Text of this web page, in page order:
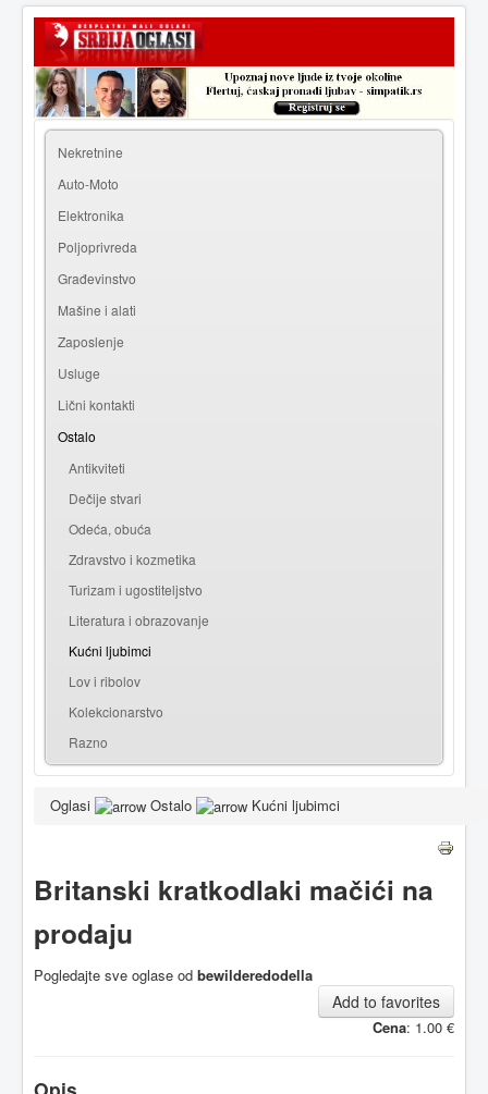
| Registracija
Nekretnine
Auto-Moto
Elektronika
Poljoprivreda
Građevinstvo
Mašine i alati
Zaposlenje
Usluge
Lični kontakti
Ostalo
Antikviteti
Dečije stvari
Odeća, obuća
Zdravstvo i kozmetika
Turizam i ugostiteljstvo
Literatura i obrazovanje
Kućni ljubimci
Lov i ribolov
Kolekcionarstvo
Razno
Oglasi Ostalo Kućni ljubimci
Britanski kratkodlaki mačići na
prodaju
Pogledajte sve oglase od bewilderedodella
Add to favorites
Cena: 1.00 €